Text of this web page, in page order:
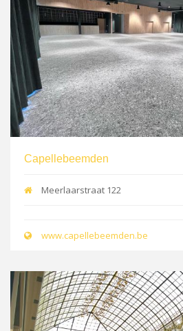
Capellebeemden
Meerlaarstraat 122
www.capellebeemden.be